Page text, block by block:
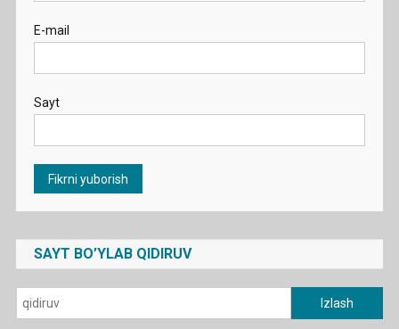
E-mail
Sayt
SAYT BO’YLAB QIDIRUV
Qidirshish: